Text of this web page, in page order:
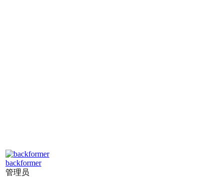
backformer
管理员